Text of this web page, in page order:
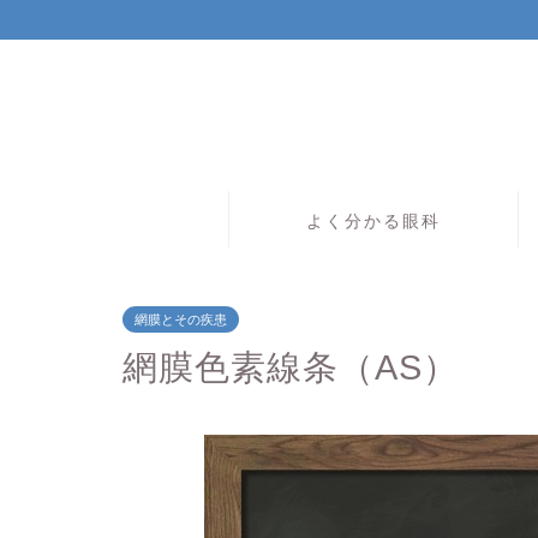
よく分かる眼科
網膜とその疾患
網膜色素線条（AS）